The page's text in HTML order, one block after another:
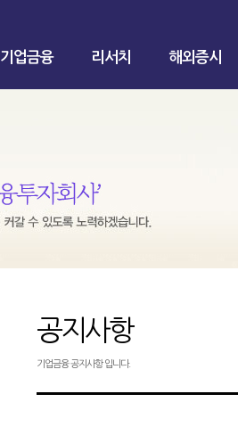
기업금융 리서치 해외증시
공지사항
기업금융 공지사항 입니다.